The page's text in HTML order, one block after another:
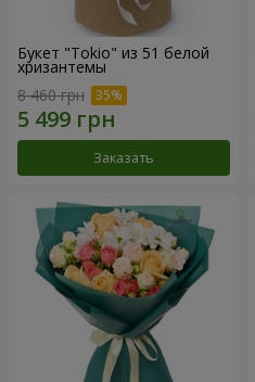
Букет "Tokio" из 51 белой
хризантемы
8 460 грн
Заказать